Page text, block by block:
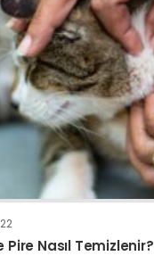
Pire Nasıl Temizlenir?